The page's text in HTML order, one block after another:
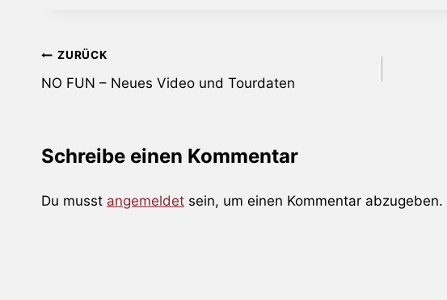
Beitragsnavigation
ZURÜCK
NO FUN – Neues Video und Tourdaten
Schreibe einen Kommentar
Du musst angemeldet sein, um einen Kommentar abzugeben.